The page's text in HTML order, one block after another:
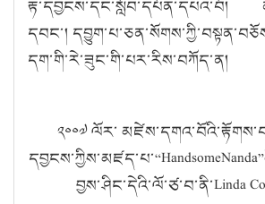
རྟ་དབྱངས་དང་སློབ་དཔོན་དཔའ་བོ།
དབང་།
དག་གི་རེ་ཟུང་གི་པར་རིས་བཀོད་ན།
༢༠༠༧ ལོར་
དབྱངས་ཀྱིས་མཛད་པ་“HandsomeNanda”
བྱས་ཤིང་དེའི་ལོ་ཙ་བ་ནི་Linda